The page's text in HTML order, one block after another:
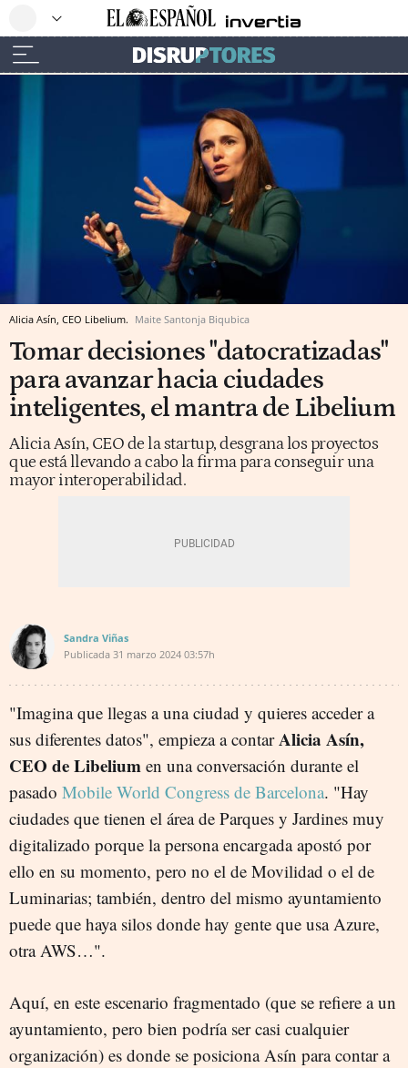
Alicia Asín, CEO Libelium. Maite Santonja Biqubica
Tomar decisiones "datocratizadas"
para avanzar hacia ciudades
inteligentes, el mantra de Libelium
Alicia Asín, CEO de la startup, desgrana los proyectos
que está llevando a cabo la firma para conseguir una
mayor interoperabilidad.
Sandra Viñas
Publicada 31 marzo 2024 03:57h
"Imagina que llegas a una ciudad y quieres acceder a
sus diferentes datos", empieza a contarAlicia Asín,
CEO de Libelium en una conversación durante el
pasado Mobile World Congress de Barcelona. "Hay
ciudades que tienen el área de Parques y Jardines muy
digitalizado porque la persona encargada apostó por
ello en su momento, pero no el de Movilidad o el de
Luminarias; también, dentro del mismo ayuntamiento
puede que haya silos donde hay gente que usa Azure,
otra AWS…".
Aquí, en este escenario fragmentado (que se refiere a un
ayuntamiento, pero bien podría ser casi cualquier
organización) es donde se posiciona Asín para contar a